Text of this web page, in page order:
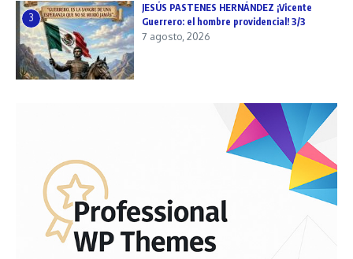
3
JESÚS PASTENES HERNÁNDEZ ¡Vicente
Guerrero: el hombre providencial! 3/3
7 agosto, 2026